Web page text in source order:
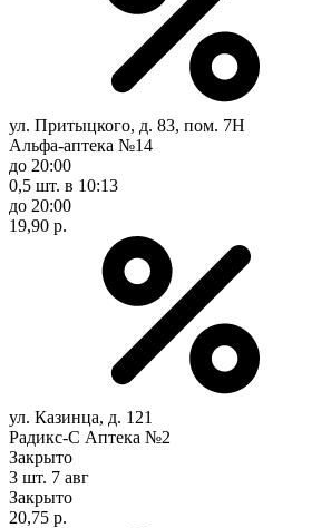
ул. Притыцкого, д. 83, пом. 7Н
Альфа-аптека №14
до 20:00
0,5 шт. в 10:13
до 20:00
19,90 р.
ул. Казинца, д. 121
Радикс-С Аптека №2
Закрыто
3 шт. 7 авг
Закрыто
20,75 р.